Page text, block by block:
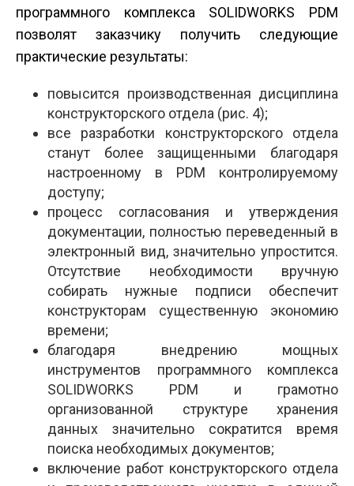
программного комплекса SOLIDWORKS PDM
позволят заказчику получить следующие
практические результаты:
повысится производственная дисциплина
конструкторского отдела (рис. 4);
все разработки конструкторского отдела
станут более защищенными благодаря
настроенному в PDM контролируемому
доступу;
процесс согласования и утверждения
документации, полностью переведенный в
электронный вид, значительно упростится.
Отсутствие необходимости вручную
собирать нужные подписи обеспечит
конструкторам существенную экономию
времени;
благодаря внедрению мощных
инструментов программного комплекса
SOLIDWORKS PDM и грамотно
организованной структуре хранения
данных значительно сократится время
поиска необходимых документов;
включение работ конструкторского отдела